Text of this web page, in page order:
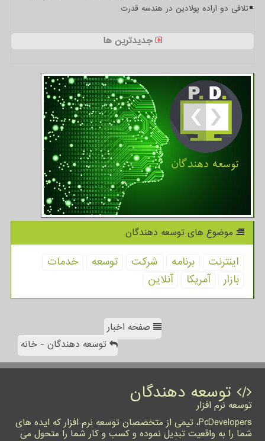
تلاقی دو اراده پولادین در هندسه قدرت
جدیدترین ها
موضوع های توسعه دهندگان
اینترنت برنامه شركت توسعه
خدمات
بازار
آمریكا آنلاین
صفحه اخبار
توسعه دهندگان - خانه
توسعه دهندگان
توسعه نرم افزار
PcDevelopers، تیمی از متخصصان توسعه نرم افزار که ایده های
شما را به واقعیت تبدیل نموده و کسب و کار شما را متحول می